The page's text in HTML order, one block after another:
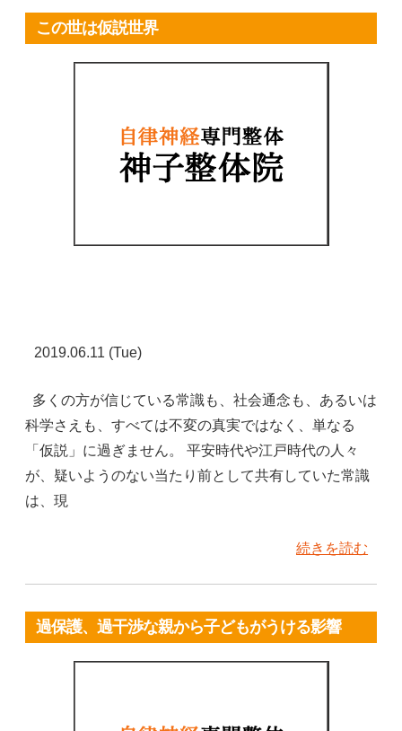
この世は仮説世界
2019.06.11 (Tue)
多くの方が信じている常識も、社会通念も、あるいは
科学さえも、すべては不変の真実ではなく、単なる
「仮説」に過ぎません。 平安時代や江戸時代の人々
が、疑いようのない当たり前として共有していた常識
は、現
続きを読む
過保護、過干渉な親から子どもがうける影響